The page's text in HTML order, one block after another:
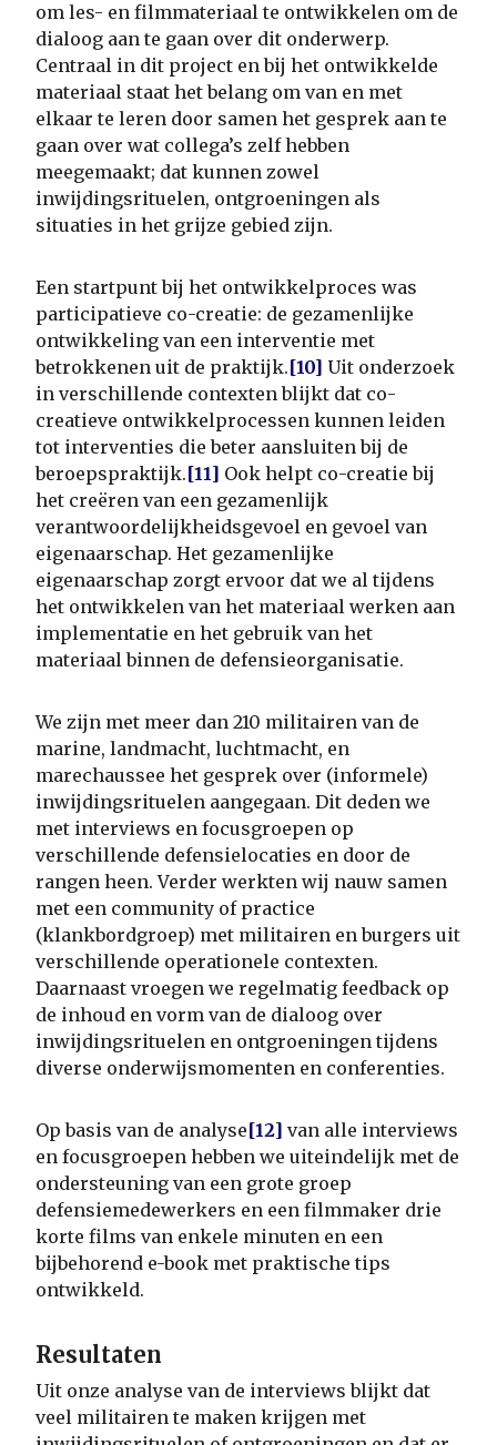
om les- en filmmateriaal te ontwikkelen om de
dialoog aan te gaan over dit onderwerp.
Centraal in dit project en bij het ontwikkelde
materiaal staat het belang om van en met
elkaar te leren door samen het gesprek aan te
gaan over wat collega’s zelf hebben
meegemaakt; dat kunnen zowel
inwijdingsrituelen, ontgroeningen als
situaties in het grijze gebied zijn.
Een startpunt bij het ontwikkelproces was
participatieve co-creatie: de gezamenlijke
ontwikkeling van een interventie met
betrokkenen uit de praktijk.[10] Uit onderzoek
in verschillende contexten blijkt dat co-
creatieve ontwikkelprocessen kunnen leiden
tot interventies die beter aansluiten bij de
beroepspraktijk.[11] Ook helpt co-creatie bij
het creëren van een gezamenlijk
verantwoordelijkheidsgevoel en gevoel van
eigenaarschap. Het gezamenlijke
eigenaarschap zorgt ervoor dat we al tijdens
het ontwikkelen van het materiaal werken aan
implementatie en het gebruik van het
materiaal binnen de defensieorganisatie.
We zijn met meer dan 210 militairen van de
marine, landmacht, luchtmacht, en
marechaussee het gesprek over (informele)
inwijdingsrituelen aangegaan. Dit deden we
met interviews en focusgroepen op
verschillende defensielocaties en door de
rangen heen. Verder werkten wij nauw samen
met een community of practice
(klankbordgroep) met militairen en burgers uit
verschillende operationele contexten.
Daarnaast vroegen we regelmatig feedback op
de inhoud en vorm van de dialoog over
inwijdingsrituelen en ontgroeningen tijdens
diverse onderwijsmomenten en conferenties.
Op basis van de analyse[12] van alle interviews
en focusgroepen hebben we uiteindelijk met de
ondersteuning van een grote groep
defensiemedewerkers en een filmmaker drie
korte films van enkele minuten en een
bijbehorend e-book met praktische tips
ontwikkeld.
Resultaten
Uit onze analyse van de interviews blijkt dat
veel militairen te maken krijgen met